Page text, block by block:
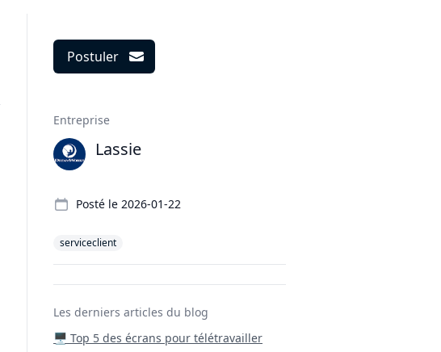
Postuler
Entreprise
Lassie
Posté le 2026-01-22
serviceclient
Les derniers articles du blog
🖥️ Top 5 des écrans pour télétravailler